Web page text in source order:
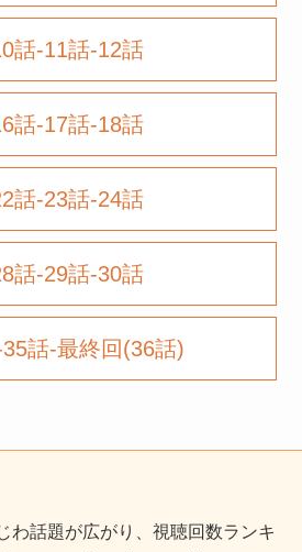
話-11話-12話
話-17話-18話
話-23話-24話
話-29話-30話
話-最終回(36話)
わ話題が広がり、視聴回数ランキ